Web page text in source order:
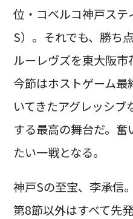
位・コベルコ神戸ステ
S）。それでも、勝ち
ルーレヴズを東大阪
今節はホストゲーム
いてきたアグレッシブ
する最高の舞台だ。
たい一戦となる。
神戸Sの至宝、李承信
第8節以外はすべて先